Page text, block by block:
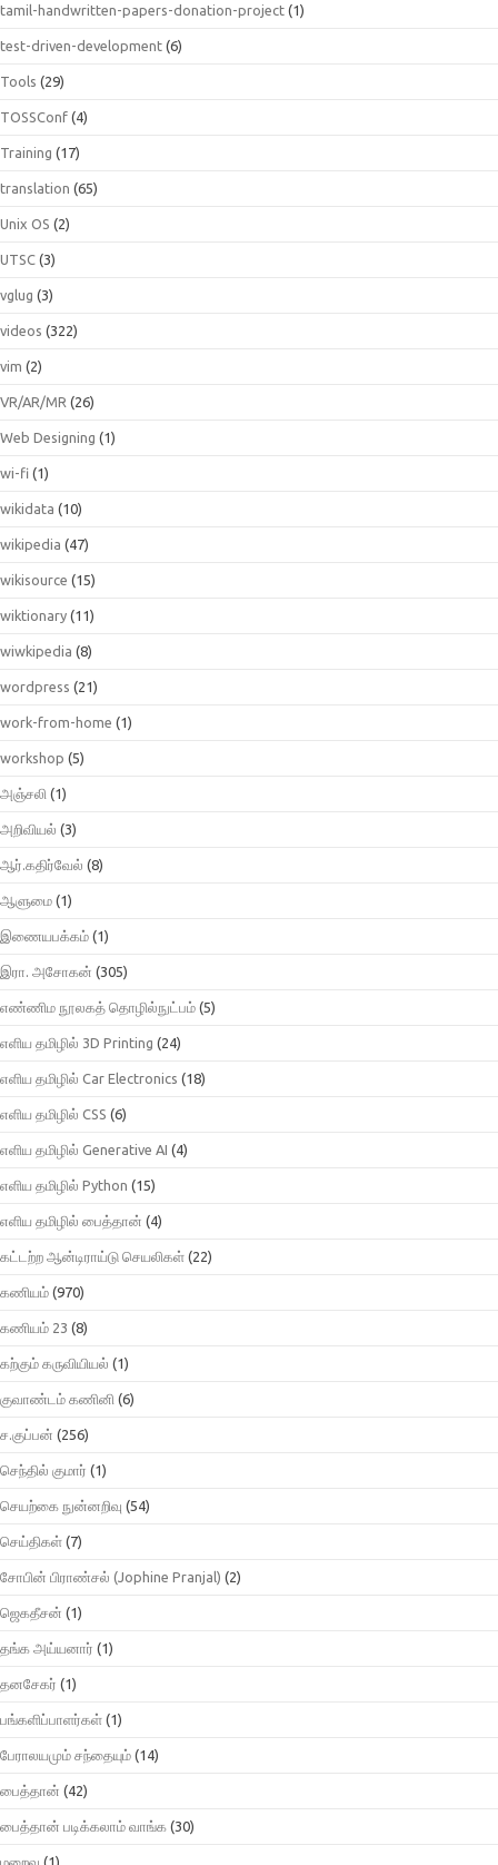
tamil-handwritten-papers-donation-project (1)
test-driven-development (6)
Tools (29)
TOSSConf (4)
Training (17)
translation (65)
Unix OS (2)
UTSC (3)
vglug (3)
videos (322)
vim (2)
VR/AR/MR (26)
Web Designing (1)
wi-fi (1)
wikidata (10)
wikipedia (47)
wikisource (15)
wiktionary (11)
wiwkipedia (8)
wordpress (21)
work-from-home (1)
workshop (5)
அஞ்சலி (1)
அறிவியல் (3)
ஆர்.கதிர்வேல் (8)
ஆளுமை (1)
இணையபக்கம் (1)
இரா. அசோகன் (305)
எண்ணிம நூலகத் தொழில்நுட்பம் (5)
எளிய தமிழில் 3D Printing (24)
எளிய தமிழில் Car Electronics (18)
எளிய தமிழில் CSS (6)
எளிய தமிழில் Generative AI (4)
எளிய தமிழில் Python (15)
எளிய தமிழில் பைத்தான் (4)
கட்டற்ற ஆன்டிராய்டு செயலிகள் (22)
கணியம் (970)
கணியம் 23 (8)
கற்கும் கருவியியல் (1)
குவாண்டம் கணினி (6)
ச.குப்பன் (256)
செந்தில் குமார் (1)
செயற்கை நுன்னறிவு (54)
செய்திகள் (7)
சோபின் பிராண்சல் (Jophine Pranjal) (2)
ஜெகதீசன் (1)
தங்க அய்யனார் (1)
தனசேகர் (1)
பங்களிப்பாளர்கள் (1)
பேராலயமும் சந்தையும் (14)
பைத்தான் (42)
பைத்தான் படிக்கலாம் வாங்க (30)
மறைவு (1)